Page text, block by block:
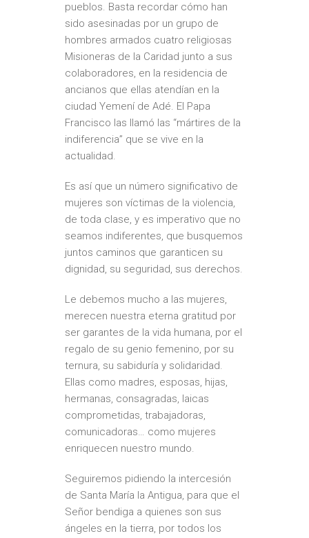
pueblos. Basta recordar cómo han
sido asesinadas por un grupo de
hombres armados cuatro religiosas
Misioneras de la Caridad junto a sus
colaboradores, en la residencia de
ancianos que ellas atendían en la
ciudad Yemení de Adé. El Papa
Francisco las llamó las “mártires de la
indiferencia” que se vive en la
actualidad.
Es así que un número significativo de
mujeres son víctimas de la violencia,
de toda clase, y es imperativo que no
seamos indiferentes, que busquemos
juntos caminos que garanticen su
dignidad, su seguridad, sus derechos.
Le debemos mucho a las mujeres,
merecen nuestra eterna gratitud por
ser garantes de la vida humana, por el
regalo de su genio femenino, por su
ternura, su sabiduría y solidaridad.
Ellas como madres, esposas, hijas,
hermanas, consagradas, laicas
comprometidas, trabajadoras,
comunicadoras… como mujeres
enriquecen nuestro mundo.
Seguiremos pidiendo la intercesión
de Santa María la Antigua, para que el
Señor bendiga a quienes son sus
ángeles en la tierra, por todos los